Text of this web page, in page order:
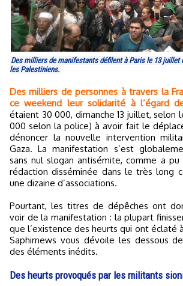
Des milliers de manifestants défilent à Paris le 13 juillet
les Palestiniens.
Des milliers de personnes à travers la France ont manifesté
ce weekend leur solidarité à l’égard
étaient 30 000, dimanche 13 juillet, selon
000 selon la police) à avoir fait le
dénoncer la nouvelle intervention
Gaza. La manifestation s’est
sans nul slogan antisémite, comme a
rédaction disséminée dans le très long
une dizaine d’associations.
Pourtant, les titres de dépêches ont
voir de la manifestation : la plupart
que l’existence des heurts qui ont éclaté
Saphirnews vous dévoile les dessous
des éléments inédits.
Des heurts provoqués par les militants